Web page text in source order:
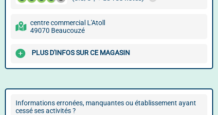
centre commercial L'Atoll
49070 Beaucouzé
PLUS D'INFOS SUR CE MAGASIN
Informations erronées, manquantes ou établissement ayant
cessé ses activités ?